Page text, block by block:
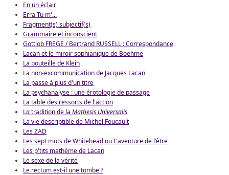
En un éclair
Erra Tu m'...
Fragment(s) subjectif(s)
Grammaire et inconscient
Gottlob FREGE / Bertrand RUSSELL : Correspondance
Lacan et le miroir sophianique de Boehme
La bouteille de Klein
La non-excommunication de Jacques Lacan
La passe à plus d'un titre
La psychanalyse : une érotologie de passage
La table des ressorts de l'action
Latradition de la Mathesis Universalis
La vie descriptible de Michel Foucault
Les ZAD
Les sept mots de Whitehead ou L'aventure de l'être
Les p'tits mathème de Lacan
Le sexe de la vérité
Le rectum est-il une tombe ?